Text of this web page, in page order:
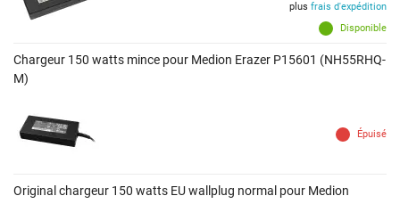
Disponible
plus frais d'expédition
Chargeur 150 watts mince pour Medion Erazer P15601 (NH55RHQ-
M)
Épuisé
Original chargeur 150 watts EU wallplug normal pour Medion